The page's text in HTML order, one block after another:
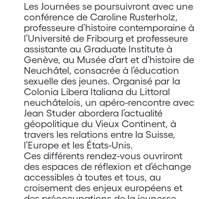
Les Journées se poursuivront avec une
conférence de Caroline Rusterholz,
professeure d’histoire contemporaine à
l’Université de Fribourg et professeure
assistante au Graduate Institute à
Genève, au Musée d’art et d’histoire de
Neuchâtel, consacrée à l’éducation
sexuelle des jeunes. Organisé par la
Colonia Libera Italiana du Littoral
neuchâtelois, un apéro-rencontre avec
Jean Studer abordera l’actualité
géopolitique du Vieux Continent, à
travers les relations entre la Suisse,
l’Europe et les États-Unis.
Ces différents rendez-vous ouvriront
des espaces de réflexion et d’échange
accessibles à toutes et tous, au
croisement des enjeux européens et